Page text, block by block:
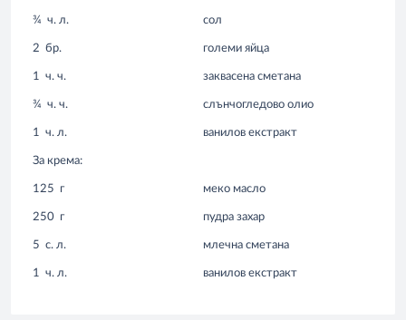
¾ ч. л. сол
2 бр. големи яйца
1 ч. ч. заквасена сметана
¾ ч. ч. слънчогледово олио
1 ч. л. ванилов екстракт
За крема:
125 г меко масло
250 г пудра захар
5 с. л. млечна сметана
1 ч. л. ванилов екстракт